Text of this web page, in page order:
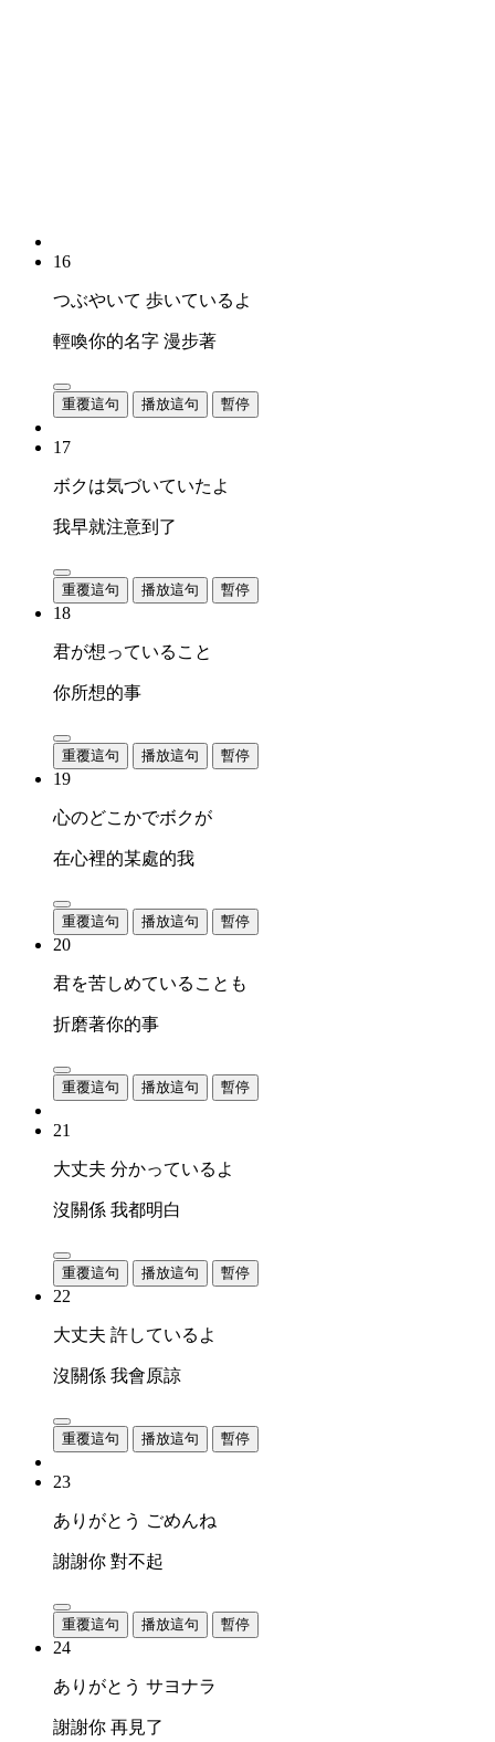
16
つぶやいて 歩いているよ
輕喚你的名字 漫步著
重覆這句 播放這句 暫停
17
ボクは気づいていたよ
我早就注意到了
重覆這句 播放這句 暫停
18
君が想っていること
你所想的事
重覆這句 播放這句 暫停
19
心のどこかでボクが
在心裡的某處的我
重覆這句 播放這句 暫停
20
君を苦しめていることも
折磨著你的事
重覆這句 播放這句 暫停
21
大丈夫 分かっているよ
沒關係 我都明白
重覆這句 播放這句 暫停
22
大丈夫 許しているよ
沒關係 我會原諒
重覆這句 播放這句 暫停
23
ありがとう ごめんね
謝謝你 對不起
重覆這句 播放這句 暫停
24
ありがとう サヨナラ
謝謝你 再見了